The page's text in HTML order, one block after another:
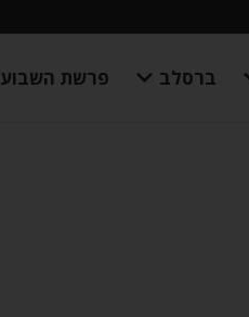
ברסלב פרשת השבוע